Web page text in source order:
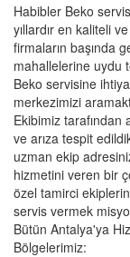
Habibler Beko
yıllardır en kaliteli
firmaların başında
mahallelerine uydu
Beko servisine
merkezimizi
Ekibimiz tarafından
ve arıza tespit
uzman ekip
hizmetini veren bir
özel tamirci
servis vermek
Bütün Antalya'ya
Bölgelerimiz: